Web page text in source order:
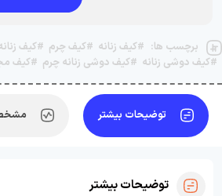
برچسب ها: #کیف زنانه #کیف چرم #کیف
#کیف دوشی زنانه #کیف دوشی زنانه چرم #کیف
توضیحات بیشتر
توضیحات بیشتر